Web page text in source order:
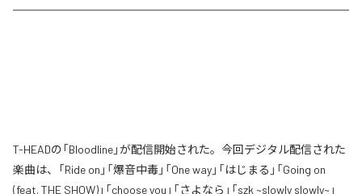
T-HEADの「Bloodline」が配信開始された。今回デジタル配信された
楽曲は、「Ride on」「爆音中毒」「One way」「はじまる」「Going on
(feat. THE SHOW)」「choose you」「さよなら」「szk ~slowly slowly~」